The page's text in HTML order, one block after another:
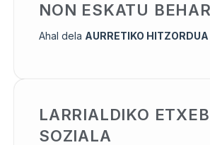
NON ESKATU
Ahal dela AURRETIKO HITZORDUA
LARRIALDIKO
SOZIALA